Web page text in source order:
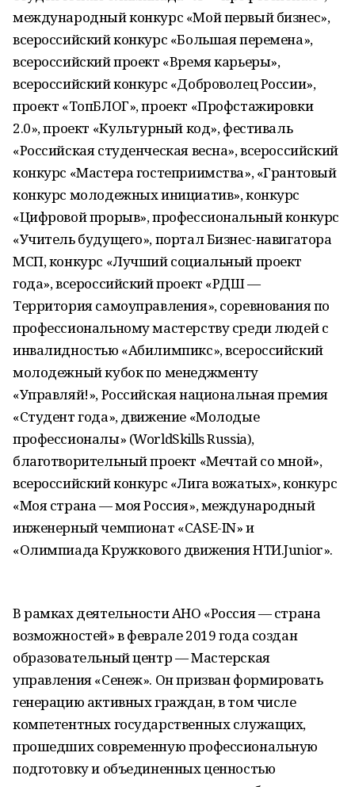
международный конкурс «Мой первый бизнес»,
всероссийский конкурс «Большая перемена»,
всероссийский проект «Время карьеры»,
всероссийский конкурс «Доброволец России»,
проект «ТопБЛОГ», проект «Профстажировки
2.0», проект «Культурный код», фестиваль
«Российская студенческая весна», всероссийский
конкурс «Мастера гостеприимства», «Грантовый
конкурс молодежных инициатив», конкурс
«Цифровой прорыв», профессиональный конкурс
«Учитель будущего», портал Бизнес-навигатора
МСП, конкурс «Лучший социальный проект
года», всероссийский проект «РДШ —
Территория самоуправления», соревнования по
профессиональному мастерству среди людей с
инвалидностью «Абилимпикс», всероссийский
молодежный кубок по менеджменту
«Управляй!», Российская национальная премия
«Студент года», движение «Молодые
профессионалы» (WorldSkills Russia),
благотворительный проект «Мечтай со мной»,
всероссийский конкурс «Лига вожатых», конкурс
«Моя страна — моя Россия», международный
инженерный чемпионат «CASE-IN» и
«Олимпиада Кружкового движения НТИ.Junior».
В рамках деятельности АНО «Россия — страна
возможностей» в феврале 2019 года создан
образовательный центр — Мастерская
управления «Сенеж». Он призван формировать
генерацию активных граждан, в том числе
компетентных государственных служащих,
прошедших современную профессиональную
подготовку и объединенных ценностью